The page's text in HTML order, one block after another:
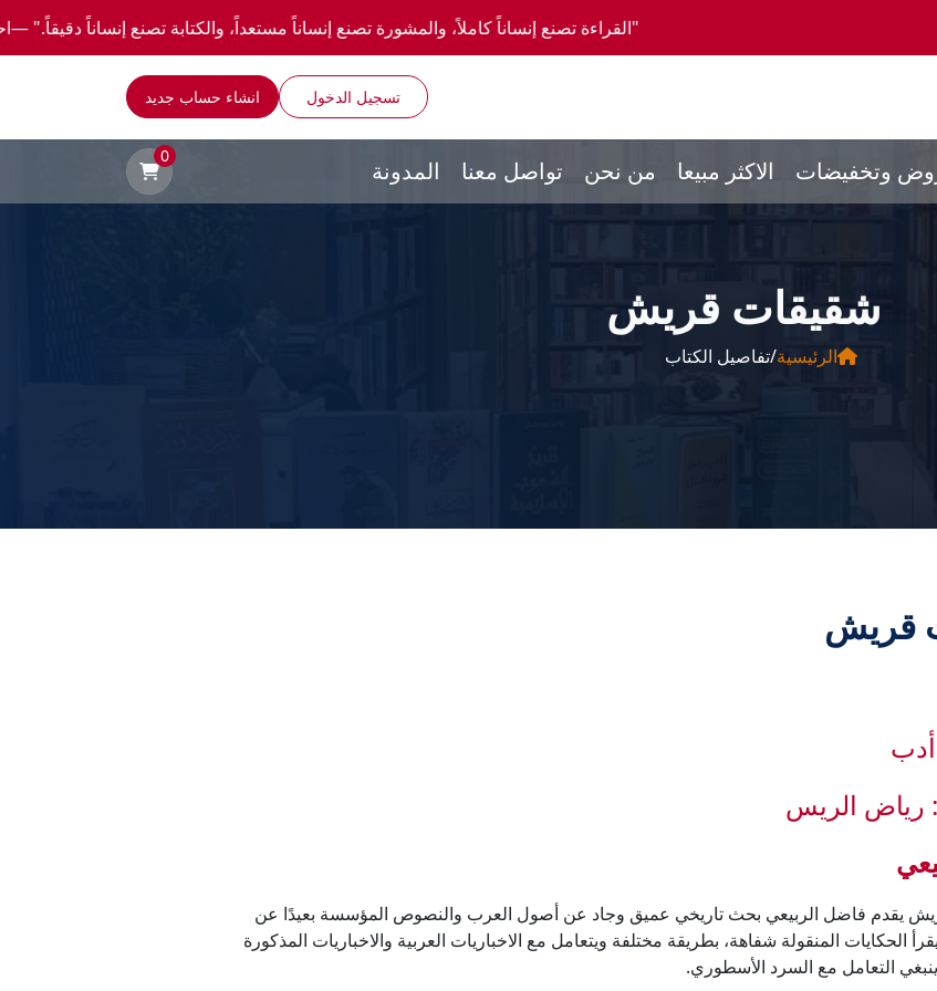
"القراءة تصنع إنساناً كاملاً، والمشورة تصنع إنساناً مستعداً، والكتابة تصنع إنساناً دقيقاً." —احصل علي عروض وخصومات خاصة عن
تسجيل الدخول انشاء حساب جديد
المدونة تواصل معنا من نحن الاكثر مبيعا وتخفيضات 0
شقيقات قريش
الرئيسية/تفاصيل الكتاب
قريش
: رياض الريس
يقدم فاضل الربيعي بحث تاريخي عميق وجاد عن أصول العرب والنصوص المؤسسة بعيدًا عن
الحكايات المنقولة شفاهة، بطريقة مختلفة ويتعامل مع الاخباريات العربية والاخباريات المذكورة
التعامل مع السرد الأسطوري.